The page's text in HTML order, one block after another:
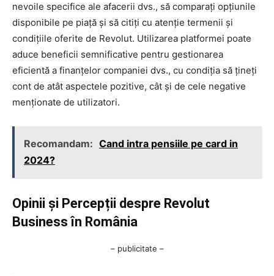
nevoile specifice ale afacerii dvs., să comparați opțiunile
disponibile pe piață și să citiți cu atenție termenii și
condițiile oferite de Revolut. Utilizarea platformei poate
aduce beneficii semnificative pentru gestionarea
eficientă a finanțelor companiei dvs., cu condiția să țineți
cont de atât aspectele pozitive, cât și de cele negative
menționate de utilizatori.
Recomandam: Cand intra pensiile pe card in
2024?
Opinii și Percepții despre Revolut
Business în România
– publicitate –